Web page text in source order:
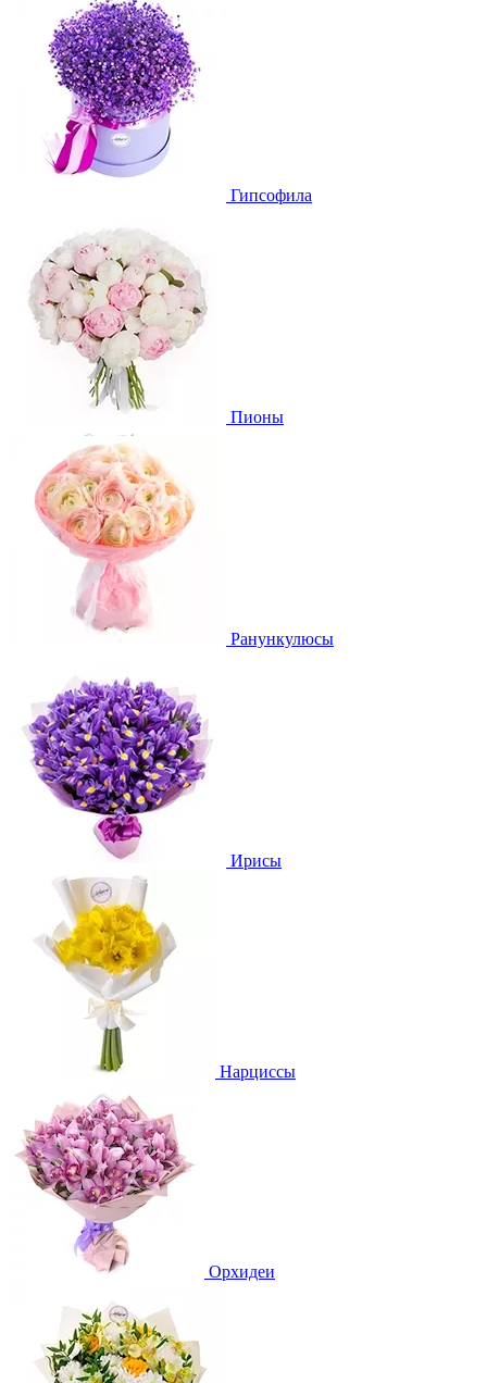
Гипсофила
Пионы
Ранункулюсы
Ирисы
Нарциссы
Орхидеи